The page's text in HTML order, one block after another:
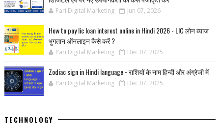
Pari Digital Marketing Jun 07, 2026
How to pay lic loan interest online in Hindi 2026 - LIC लोन ब्याज
भुगतान ऑनलाइन कैसे करें ?
Pari Digital Marketing Dec 07, 2025
Zodiac sign in Hindi language - राशियों के नाम हिन्‍दी और अंग्रेजी में
Pari Digital Marketing Dec 07, 2025
TECHNOLOGY